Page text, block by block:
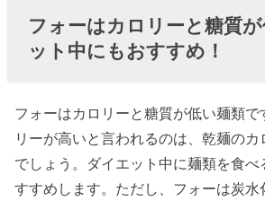
フォーはカロリーと糖質
ット中にもおすすめ！
フォーはカロリーと糖質が低い麺類で
リーが高いと言われるのは、乾麺のカ
でしょう。ダイエット中に麺類を食べ
すすめします。ただし、フォーは炭水